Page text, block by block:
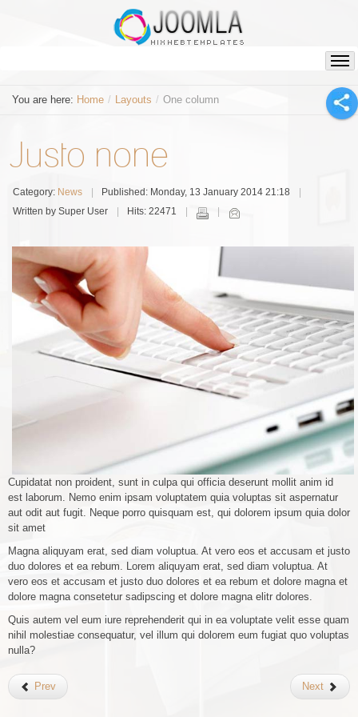
You are here: Home / Layouts / One column
Justo none
Category: News
Published: Monday, 13 January 2014 21:18
Written by Super User
Hits: 22471
Cupidatat non proident, sunt in culpa qui officia deserunt mollit anim id
est laborum. Nemo enim ipsam voluptatem quia voluptas sit aspernatur
aut odit aut fugit. Neque porro quisquam est, qui dolorem ipsum quia dolor
sit amet
Magna aliquyam erat, sed diam voluptua. At vero eos et accusam et justo
duo dolores et ea rebum. Lorem aliquyam erat, sed diam voluptua. At
vero eos et accusam et justo duo dolores et ea rebum et dolore magna et
dolore magna consetetur sadipscing et dolore magna elitr dolores.
Quis autem vel eum iure reprehenderit qui in ea voluptate velit esse quam
nihil molestiae consequatur, vel illum qui dolorem eum fugiat quo voluptas
nulla?
Prev Next